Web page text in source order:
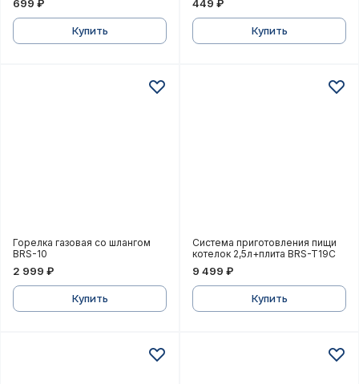
699 ₽
Купить
449 ₽
Купить
Горелка газовая со шлангом BRS-10
Горелка газовая со шлангом
BRS-10
2 999 ₽
Купить
Система приготовления
Система приготовления пищи
котелок 2,5л+плита BRS-T19C
9 499 ₽
Купить